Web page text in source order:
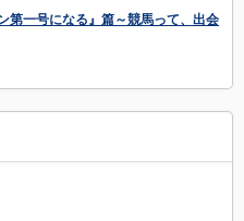
第一号になる』篇～競馬って、出会